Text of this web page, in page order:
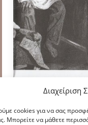
Διαχείριση
cookies για να σας
Μπορείτε να μάθετε